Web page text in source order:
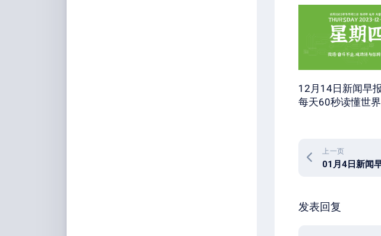
12月14日新闻早
每天60秒读懂世界
上一页
发表回复